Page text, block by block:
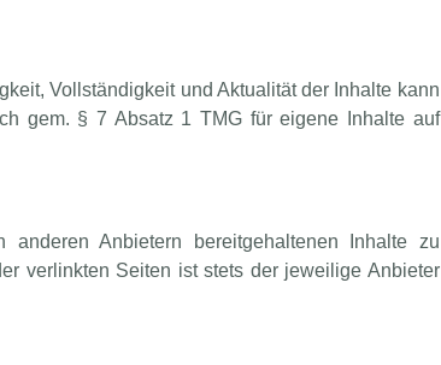
Vollständigkeit und Aktualität der Inhalte kann
gem. § 7 Absatz 1 TMG für eigene Inhalte auf
Anbietern bereitgehaltenen Inhalte zu
verlinkten Seiten ist stets der jeweilige Anbieter